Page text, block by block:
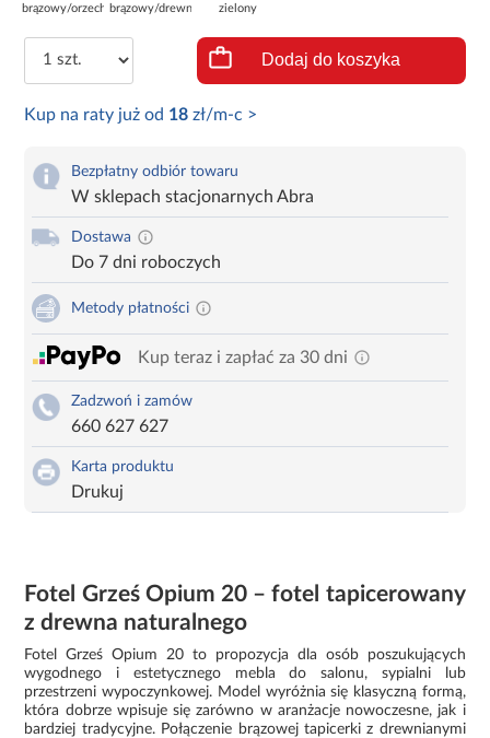
brązowy/orzech brązowy/drewno ... zielony
Dodaj do koszyka
Kup na raty już od 18 zł/m-c >
Bezpłatny odbiór towaru
W sklepach stacjonarnych Abra
Dostawa
Do 7 dni roboczych
Metody płatności
Kup teraz i zapłać za 30 dni
Zadzwoń i zamów
660 627 627
Karta produktu
Drukuj
Fotel Grześ Opium 20 – fotel tapicerowany
z drewna naturalnego
Fotel Grześ Opium 20 to propozycja dla osób poszukujących
wygodnego i estetycznego mebla do salonu, sypialni lub
przestrzeni wypoczynkowej. Model wyróżnia się klasyczną formą,
która dobrze wpisuje się zarówno w aranżacje nowoczesne, jak i
bardziej tradycyjne. Połączenie brązowej tapicerki z drewnianymi